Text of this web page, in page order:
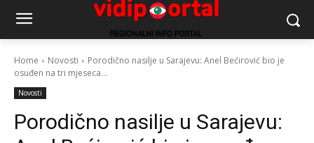
Home Novosti
Porodično nasilje u Sarajevu: Anel Bećirović bio je
osuđen na tri mjeseca...
Novosti
Porodično nasilje u Sarajevu: